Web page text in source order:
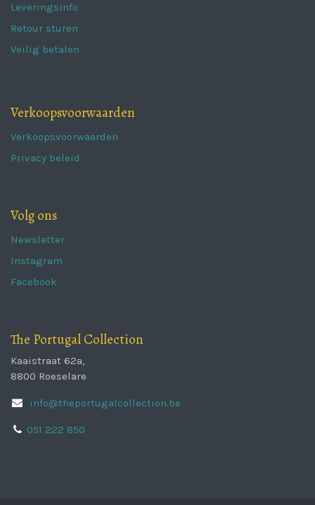
Leveringsinfo
Retour sturen
Veilig betalen
Verkoopsvoorwaarden
Verkoopsvoorwaarden
Privacy beleid
Volg ons
Newsletter
Instagram
Facebook
The Portugal Collection
Kaaistraat 62a,
8800 Roeselare
info@theportugalcollection.be
051 222 850